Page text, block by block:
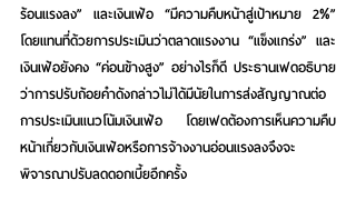
ร้อนแรงลง” และเงินเฟ้อ “มีความคืบหน้าสู่เป้าหมาย 2%”
โดยแทนที่ด้วยการประเมินว่าตลาดแรงงาน “แข็งแกร่ง” และ
เงินเฟ้อยังคง “ค่อนข้างสูง” อย่างไรก็ดี ประธานเฟดอธิบาย
ว่าการปรับถ้อยคำดังกล่าวไม่ได้มีนัยในการส่งสัญญาณต่อ
การประเมินแนวโน้มเงินเฟ้อ โดยเฟดต้องการเห็นความคืบ
หน้าเกี่ยวกับเงินเฟ้อหรือการจ้างงานอ่อนแรงลงจึงจะ
พิจารณาปรับลดดอกเบี้ยอีกครั้ง